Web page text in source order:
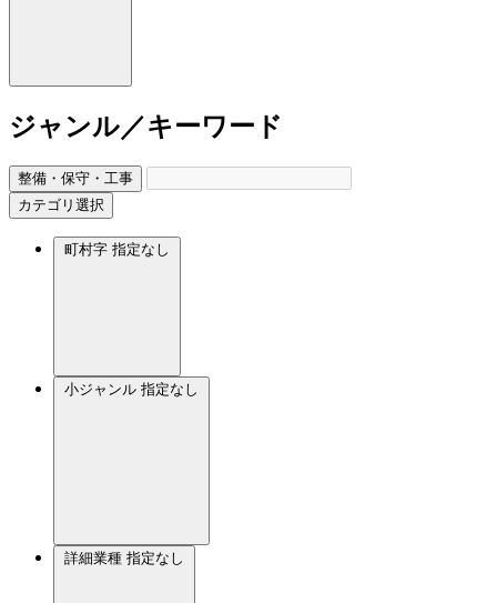
ジャンル／キーワード
整備・保守・工事
カテゴリ選択
町村字 指定なし
小ジャンル 指定なし
詳細業種 指定なし